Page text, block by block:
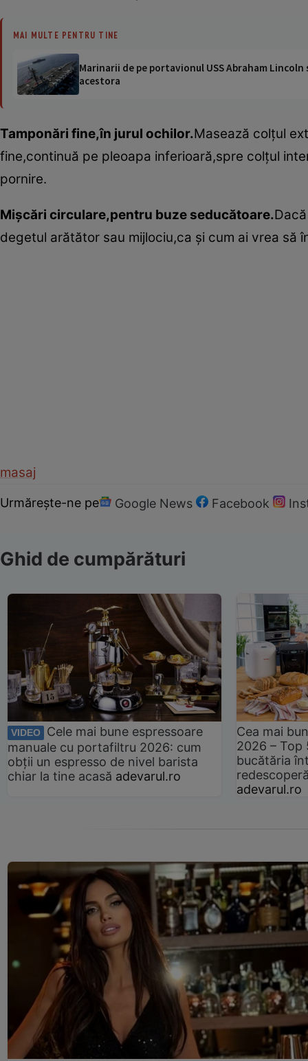
MAI MULTE PENTRU TINE
Marinarii de pe portavionul USS Abraham
acestora
Tamponări fine,în jurul ochilor.Masează colţul
fine,continuă pe pleoapa inferioară,spre colţul
pornire.
Mişcări circulare,pentru buze seducătoare.
degetul arătător sau mijlociu,ca şi cum ai vrea să
masaj
Urmărește-ne pe Google News Facebook
Ghid de cumpărături
VIDEO
Cele mai bune espressoare
manuale cu portafiltru 2026: cum
obții un espresso de nivel barista
chiar la tine acasă adevarul.ro
Cea mai
2026 –
bucătăria
adevarul.ro